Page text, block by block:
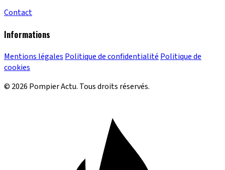
Contact
Informations
Mentions légales Politique de confidentialité Politique de
cookies
© 2026 Pompier Actu. Tous droits réservés.